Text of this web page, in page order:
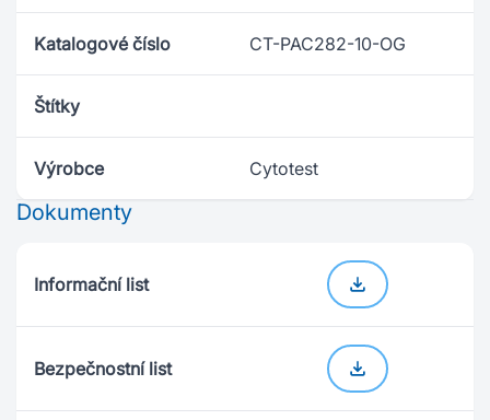
Katalogové číslo CT-PAC282-10-OG
Štítky
Výrobce Cytotest
Dokumenty
Informační list
Bezpečnostní list